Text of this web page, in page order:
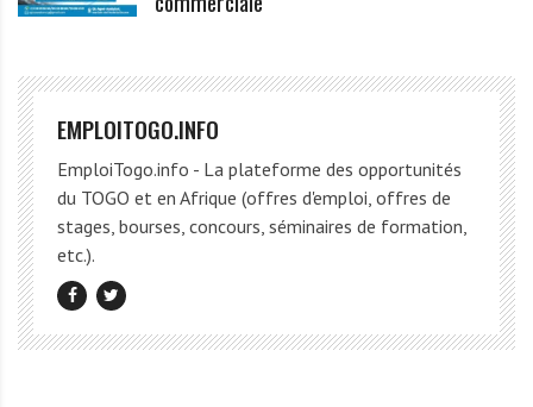
EMPLOITOGO.INFO
EmploiTogo.info - La plateforme des opportunités
du TOGO et en Afrique (offres d'emploi, offres de
stages, bourses, concours, séminaires de formation,
etc.).